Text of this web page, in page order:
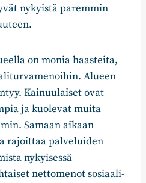
nykyistä paremmin
on monia haasteita,
Alueen
Kainuulaiset ovat
ja kuolevat muita
Samaan aikaan
rajoittaa palveluiden
nykyisessä
nettomenot sosiaali-